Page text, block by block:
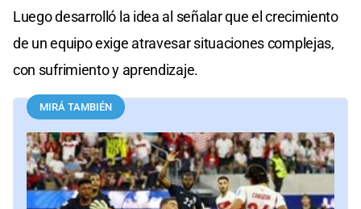
Luego desarrolló la idea al señalar que el crecimiento
de un equipo exige atravesar situaciones complejas,
con sufrimiento y aprendizaje.
MIRÁ TAMBIÉN